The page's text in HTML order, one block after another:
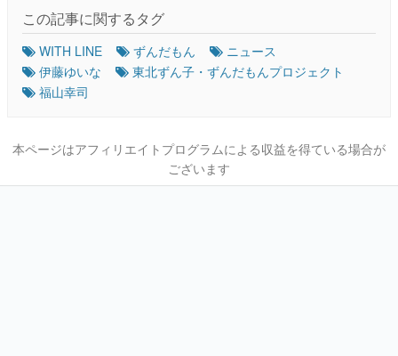
この記事に関するタグ
WITH LINE ずんだもん
ニュース
伊藤ゆいな
東北ずん子・ずんだもんプロジェクト
福山幸司
本ページはアフィリエイトプログラムによる収益を得ている場合が
ございます